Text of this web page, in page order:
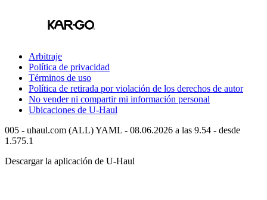
Arbitraje
Política de privacidad
Términos de uso
Política de retirada por violación de los derechos de autor
No vender ni compartir mi información personal
Ubicaciones de U-Haul
005 - uhaul.com (ALL) YAML - 08.06.2026 a las 9.54 - desde
1.575.1
Descargar la aplicación de U-Haul